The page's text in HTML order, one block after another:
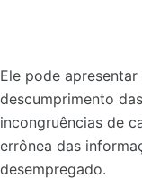
Ele pode
descumprimento
incongruências de
errônea das
desempregado.